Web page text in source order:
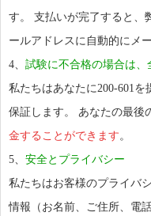
す。 支払いが完了すると、
ールアドレスに自動的にメ
4、 試験に不合格の場合は、
私たちはあなたに200-601を
保証します。 あなたの最後
金することができます 。
5、 安全とプライバシー
私たちはお客様のプライバ
情報（お名前、ご住所、電